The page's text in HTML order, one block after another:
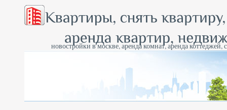
новостройки в москве, аренда комнат, аренда